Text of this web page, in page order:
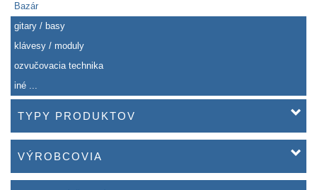
Bazár
gitary / basy
klávesy / moduly
ozvučovacia technika
iné ...
TYPY PRODUKTOV
VÝROBCOVIA